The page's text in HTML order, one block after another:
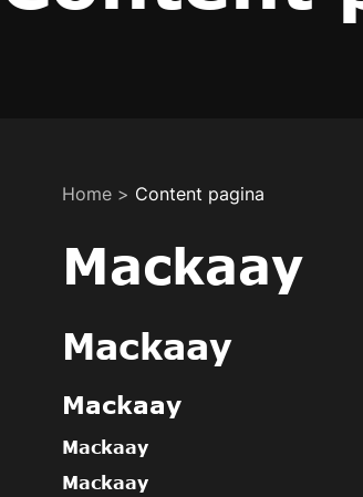
Home > Content pagina
Mackaay
Mackaay
Mackaay
Mackaay
Mackaay